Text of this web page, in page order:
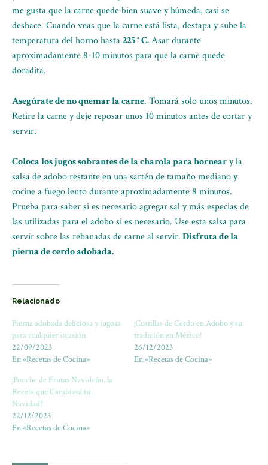
me gusta que la carne quede bien suave y húmeda, casi se
deshace. Cuando veas que la carne está lista, destapa y sube la
temperatura del horno hasta225 ° C.Asar durante
aproximadamente 8-10 minutos para que la carne quede
doradita.
Asegúrate de no quemar la carne. Tomará solo unos minutos.
Retire la carne y deje reposar unos 10 minutos antes de cortar y
servir.
Coloca los jugos sobrantes de la charola para horneary la
salsa de adobo restante en una sartén de tamaño mediano y
cocine a fuego lento durante aproximadamente 8 minutos.
Prueba para saber si es necesario agregar sal y más especias de
las utilizadas para el adobo si es necesario. Use esta salsa para
servir sobre las rebanadas de carne al servir.Disfruta de la
pierna de cerdo adobada.
Relacionado
Pierna adobada deliciosa y jugosa
para cualquier ocasión
22/09/2023
En «Recetas de Cocina»
¡Costillas de Cerdo en Adobo y su
tradición en México!
26/12/2023
En «Recetas de Cocina»
¡Ponche de Frutas Navideño, la
Receta que Cambiará tu
Navidad!
22/12/2023
En «Recetas de Cocina»